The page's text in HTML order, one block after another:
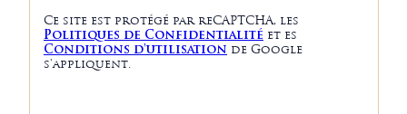
Ce site est protégé par reCAPTCHA, les
Politiques de Confidentialité et es
Conditions d'utilisation de Google
s'appliquent.